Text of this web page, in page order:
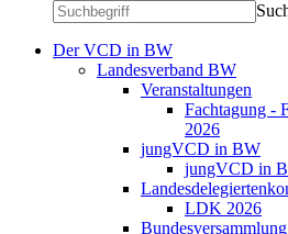
Der VCD in BW
Landesverband BW
Veranstaltungen
Fachtagung -
2026
jungVCD in BW
jungVCD in
LDK 2026
Bundesversammlung